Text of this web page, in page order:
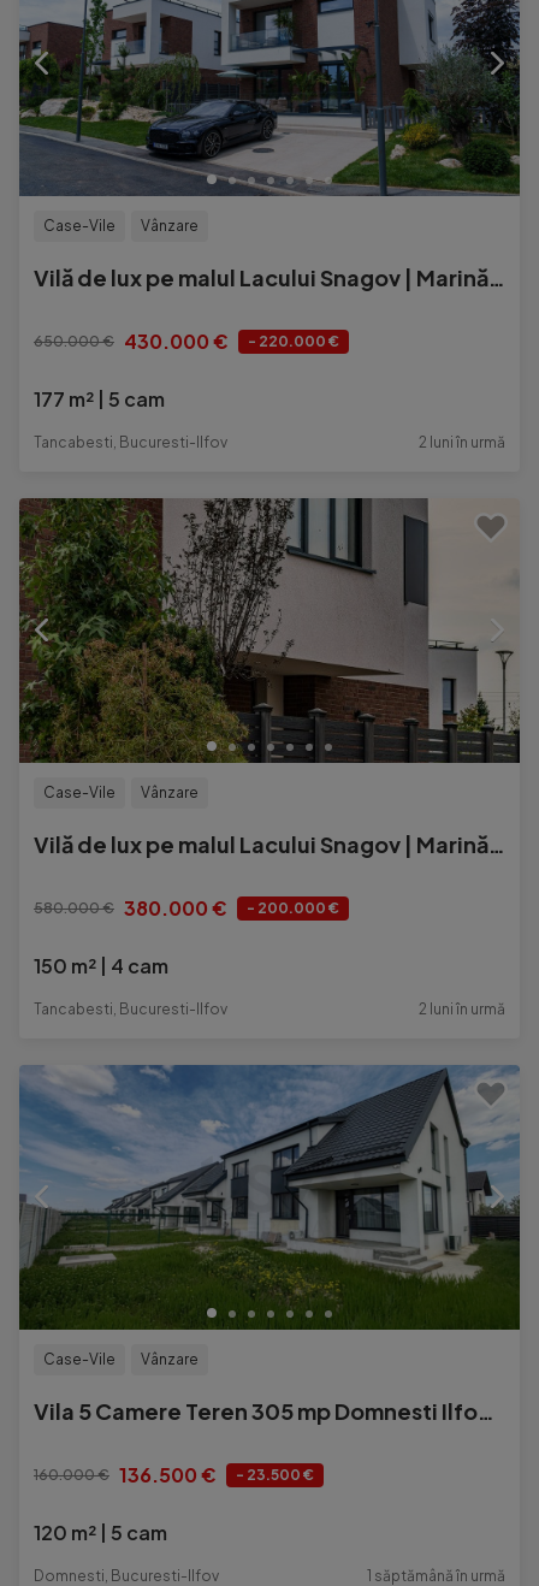
Case-Vile Vânzare
Vilă de lux pe malul Lacului Snagov | Marină privată | 177 mp utili
650.000 € 430.000 € - 220.000 €
177 m² 5 cam
Tancabesti, Bucuresti-Ilfov 2 luni în urmă
Case-Vile Vânzare
Vilă de lux pe malul Lacului Snagov | Marină privată | 150 mp utili
580.000 € 380.000 € - 200.000 €
150 m² 4 cam
Tancabesti, Bucuresti-Ilfov 2 luni în urmă
Case-Vile Vânzare
Vila 5 Camere Teren 305 mp Domnesti Ilfov De Vanzare
160.000 € 136.500 € - 23.500 €
120 m² 5 cam
Domnesti, Bucuresti-Ilfov 1 săptămână în urmă